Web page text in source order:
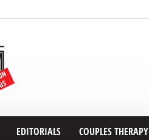
EDITORIALS COUPLES THERAPY